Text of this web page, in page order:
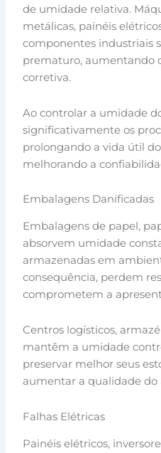
de umidade relativa.
metálicas, painéis
componentes industriais
prematuro, aumentando
corretiva.
Ao controlar a umidade
significativamente os
prolongando a vida útil
melhorando a
Embalagens Danificadas
Embalagens de papel,
absorvem umidade
armazenadas em
consequência, perdem
comprometem a
Centros logísticos,
mantêm a umidade
preservar melhor seus
aumentar a qualidade
Falhas Elétricas
Painéis elétricos,